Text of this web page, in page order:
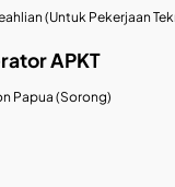
(Untuk Pekerjaan
APKT
Papua (Sorong)